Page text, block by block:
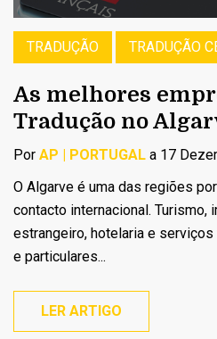
TRADUÇÃO TRADUÇÃO
As melhores
Tradução no
Por AP | PORTUGAL a 17
O Algarve é uma das regiões
contacto internacional. Turismo,
estrangeiro, hotelaria e
e particulares...
LER ARTIGO